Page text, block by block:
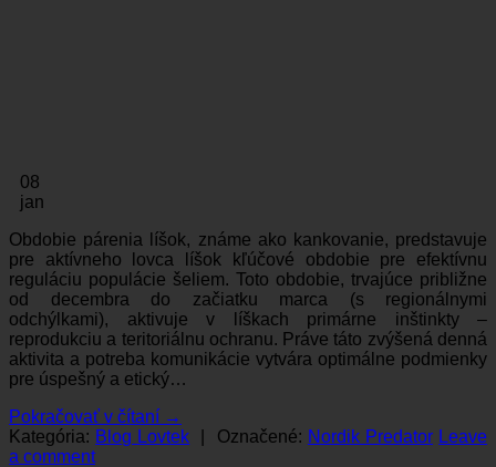
08
jan
Obdobie párenia líšok, známe ako kankovanie, predstavuje
pre aktívneho lovca líšok kľúčové obdobie pre efektívnu
reguláciu populácie šeliem. Toto obdobie, trvajúce približne
od decembra do začiatku marca (s regionálnymi
odchýlkami), aktivuje v líškach primárne inštinkty –
reprodukciu a teritoriálnu ochranu. Práve táto zvýšená denná
aktivita a potreba komunikácie vytvára optimálne podmienky
pre úspešný a etický…
Pokračovať v čítaní →
Kategória: Blog Lovtek Označené: Nordik Predator Leave
a comment